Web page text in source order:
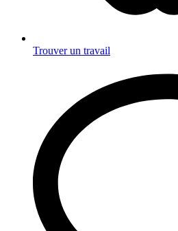
Trouver un travail